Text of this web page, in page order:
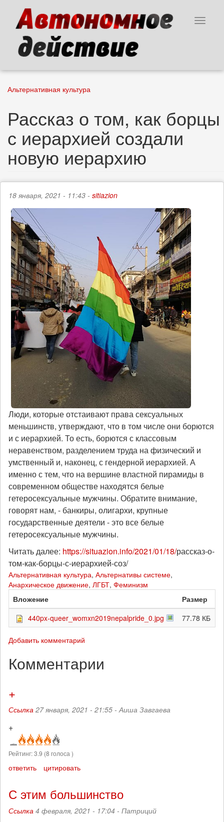
основному
содержанию
Toggle
Альтернативная культура
Рассказ о том, как борцы
с иерархией создали
новую иерархию
18 января, 2021 - 11:43 - sitiazion
Люди, которые отстаивают права сексуальных
меньшинств, утверждают, что в том числе они борются
и с иерархией. То есть, борются с классовым
неравенством, разделением труда на физический и
умственный и, наконец, с гендерной иерархией. А
именно с тем, что на вершине властной пирамиды в
современном обществе находятся белые
гетеросексуальные мужчины. Обратите внимание,
говорят нам, - банкиры, олигархи, крупные
государственные деятели - это все белые
гетеросексуальные мужчины.
Читать далее: https://situazion.info/2021/01/18/рассказ-о-
том-как-борцы-с-иерархией-соз/
Альтернативная культура, Альтернативы системе,
Анархическое движение, ЛГБТ, Феминизм
Вложение
Размер
440px-queer_womxn2019nepalpride_0.jpg
77.78 КБ
Добавить комментарий
Комментарии
+
Ссылка 27 января, 2021 - 21:55 -Аиша Завгаева
+
Рейтинг:3.9 (8 голоса )
ответить цитировать
С этим большинство
Ссылка 4 февраля, 2021 - 17:04 - Патриций